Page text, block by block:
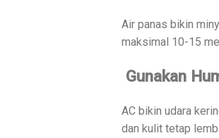
Air panas bikin
maksimal 10-15
Gunakan
AC bikin udara
dan kulit tetap